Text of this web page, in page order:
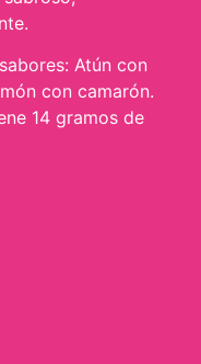
Atún con
con camarón.
14 gramos de